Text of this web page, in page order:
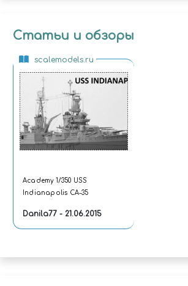
Статьи и обзоры
scalemodels.ru
Academy 1/350 USS
Indianapolis CA-35
Danila77 - 21.06.2015